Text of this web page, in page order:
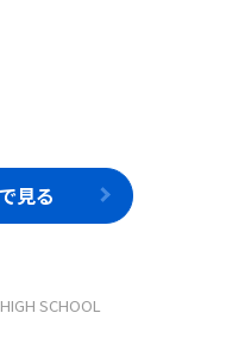
見る
SCHOOL